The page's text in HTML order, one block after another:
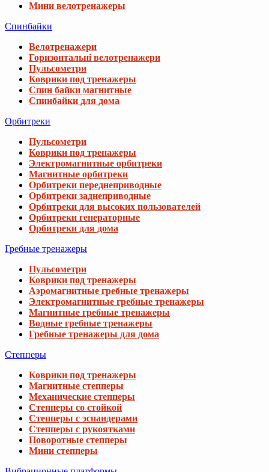
Мини велотренажеры
Спинбайки
Велотренажери
Горизонтальні велотренажери
Пульсометри
Коврики под тренажеры
Спин байки магнитные
Спинбайки для дома
Орбитреки
Пульсометри
Коврики под тренажеры
Электромагнитные орбитреки
Магнитные орбитреки
Орбитреки переднеприводные
Орбитреки заднеприводные
Орбитреки для высоких пользователей
Орбитреки генераторные
Орбитреки для дома
Гребные тренажеры
Пульсометри
Коврики под тренажеры
Аэромагнитные гребные тренажеры
Электромагнитные гребные тренажеры
Магнитные гребные тренажеры
Водные гребные тренажеры
Гребные тренажеры для дома
Степперы
Коврики под тренажеры
Магнитные степперы
Механические степперы
Степперы со стойкой
Степперы с эспандерами
Степперы с рукоятками
Поворотные степперы
Мини степперы